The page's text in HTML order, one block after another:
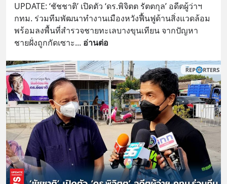
UPDATE: ‘ชัชชาติ’ เปิดตัว ‘ดร.พิจิตต รัตตกุล’ อดีตผู้ว่าฯ
กทม. ร่วมทีมพัฒนาทำงานเมืองหวังฟื้นฟูด้านสิ่งแวดล้อม
พร้อมลงพื้นที่สำรวจชายทะเลบางขุนเทียน จากปัญหา
ชายฝั่งถูกกัดเซาะ... อ่านต่อ